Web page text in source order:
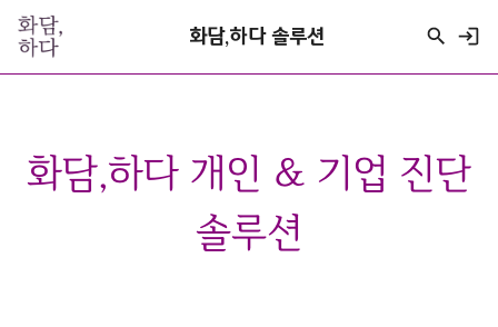
화담,하다 솔루션
화담,하다 개인 & 기업 진단
솔루션